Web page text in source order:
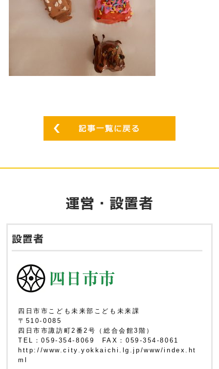
運営・設置者
設置者
四日市市こども未来部こども未来課
〒510-0085
四日市市諏訪町2番2号（総合会館3階）
TEL：059-354-8069 FAX：059-354-8061
http://www.city.yokkaichi.lg.jp/www/index.ht
ml